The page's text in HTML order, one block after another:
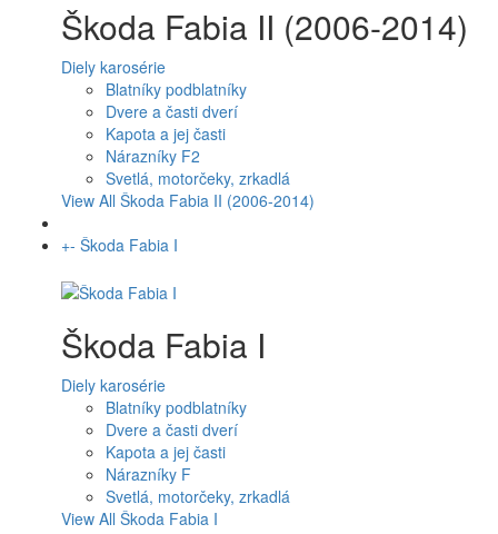
Škoda Fabia II (2006-2014)
Diely karosérie
Blatníky podblatníky
Dvere a časti dverí
Kapota a jej časti
Nárazníky F2
Svetlá, motorčeky, zrkadlá
View All Škoda Fabia II (2006-2014)
+- Škoda Fabia I
Škoda Fabia I
Diely karosérie
Blatníky podblatníky
Dvere a časti dverí
Kapota a jej časti
Nárazníky F
Svetlá, motorčeky, zrkadlá
View All Škoda Fabia I